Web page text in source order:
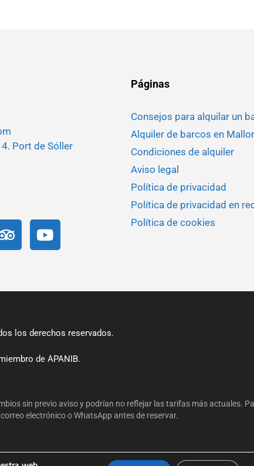
Port de Sóller
Páginas
Consejos para alquilar un
Alquiler de barcos en
Condiciones de alquiler
Aviso legal
Política de privacidad
Política de privacidad en
Política de cookies
los derechos reservados.
de APANIB.
sin previo aviso y podrían no reflejar las tarifas más actuales.
electrónico o WhatsApp antes de reservar.